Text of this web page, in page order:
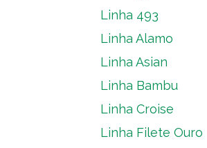
Linha 493
Linha Alamo
Linha Asian
Linha Bambu
Linha Croise
Linha Filete Ouro